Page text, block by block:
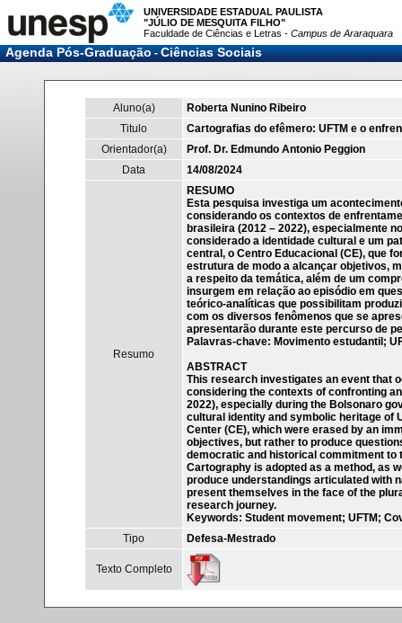
UNIVERSIDADE ESTADUAL PAULISTA
"JÚLIO DE MESQUITA FILHO"
Faculdade de Ciências e Letras - Campus de Araraquara
Agenda Pós-Graduação-Ciências Sociais
Aluno(a)
Roberta Nunino Ribeiro
Titulo
Cartografias do efêmero: UFTM e o
Orientador(a)
Prof. Dr. Edmundo Antonio Peggion
Data
14/08/2024
Resumo
RESUMO
Esta pesquisa investiga um
considerando os contextos de
brasileira (2012 – 2022), especialmente
considerado a identidade cultural e um
central, o Centro Educacional (CE), que
estrutura de modo a alcançar objetivos,
a respeito da temática, além de um
insurgem em relação ao episódio em
teórico-analíticas que possibilitam
com os diversos fenômenos que se
apresentarão durante este percurso de
Palavras-chave: Movimento estudantil;
ABSTRACT
This research investigates an event that
considering the contexts of confronting
2022), especially during the Bolsonaro
cultural identity and symbolic heritage of
Center (CE), which were erased by an
objectives, but rather to produce
democratic and historical commitment to
Cartography is adopted as a method, as
produce understandings articulated with
present themselves in the face of the
research journey.
Keywords: Student movement; UFTM;
Tipo
Defesa-Mestrado
Texto Completo